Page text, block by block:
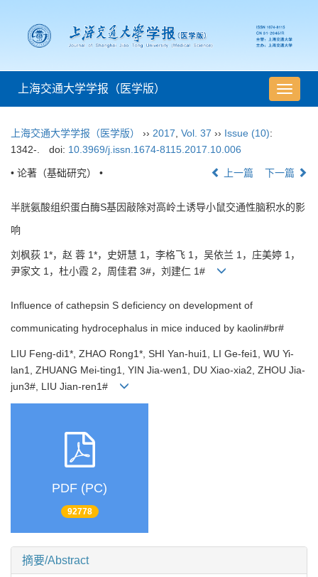
导
航
上海交通大学学报（医学版）
上海交通大学学报（医学版） ›› 2017 Vol. 37 ›› Issue (10):
1342-.
doi: 10.3969/j.issn.1674-8115.2017.10.006
• 论著（基础研究） • 上一篇 下一篇
半胱氨酸组织蛋白酶S基因敲除对高岭土诱导小鼠交通性脑积水的影
响
刘枫荻 1*，赵 蓉 1*，史妍慧 1，李格飞 1，吴依兰 1，庄美婷 1，
尹家文 1，杜小霞 2，周佳君 3#，刘建仁 1#
Influence of cathepsin S deficiency on development of
communicating hydrocephalus in mice induced by kaolin#br#
LIU Feng-di1*, ZHAO Rong1*, SHI Yan-hui1, LI Ge-fei1, WU Yi-
lan1, ZHUANG Mei-ting1, YIN Jia-wen1, DU Xiao-xia2, ZHOU Jia-
jun3#, LIU Jian-ren1#
PDF (PC)
92778
摘要/Abstract